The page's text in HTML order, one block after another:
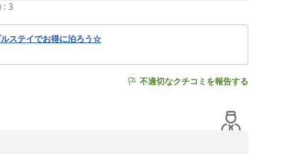
: 3
ステイでお得に泊ろう☆
不適切なクチコミを報告する